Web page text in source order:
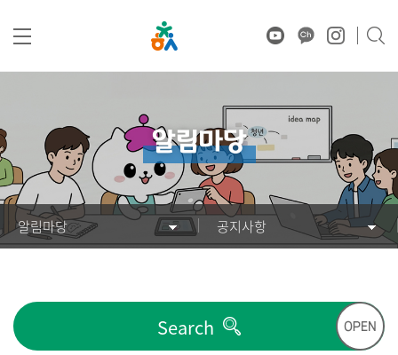
본문영역 바로가기
알림마당
알림마당 공지사항
Search